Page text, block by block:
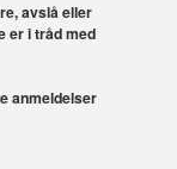
avslå eller
er i tråd med
anmeldelser